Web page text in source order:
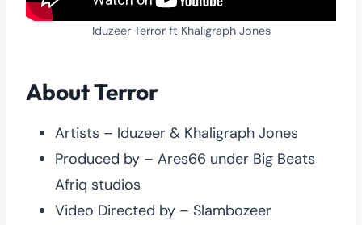
Iduzeer Terror ft Khaligraph Jones
About Terror
Artists – Iduzeer & Khaligraph Jones
Produced by – Ares66 under Big Beats
Afriq studios
Video Directed by – Slambozeer